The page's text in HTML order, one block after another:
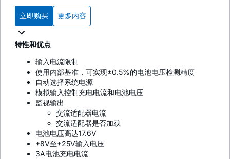
立即购买 更多内容
特性和优点
输入电流限制
使用内部基准，可实现±0.5%的电池电压检测精度
自动选择系统电源
模拟输入控制充电电流和电池电压
监视输出
交流适配器电流
交流适配器是否加载
电池电压高达17.6V
+8V至+25V输入电压
3A电池充电电流